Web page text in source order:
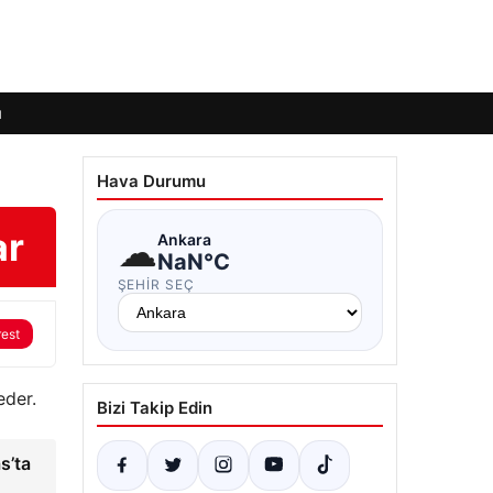
Hava Durumu
☁Ankara
NaN°C
ŞEHIR SEÇ
Bizi Takip Edin